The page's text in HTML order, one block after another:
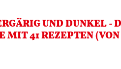
UND DUNKEL -
MIT 41 REZEPTEN